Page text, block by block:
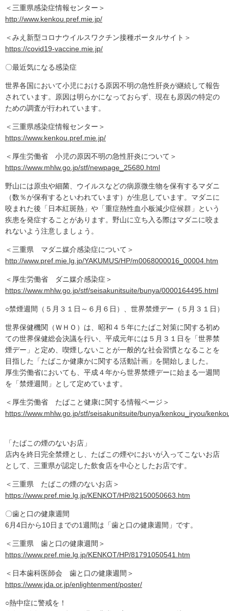
＜三重県感染症情報センター＞
http://www.kenkou.pref.mie.jp/
＜みえ新型コロナウイルスワクチン接種ポータルサイト＞
https://covid19-vaccine.mie.jp/
〇最近気になる感染症
世界各国において小児における原因不明の急性肝炎が継続して報告
されています。原因は明らかになっておらず、現在も原因の特定の
ための調査が行われています。
＜三重県感染症情報センター＞
https://www.kenkou.pref.mie.jp/
＜厚生労働省 小児の原因不明の急性肝炎について＞
https://www.mhlw.go.jp/stf/newpage_25680.html
野山には原虫や細菌、ウイルスなどの病原微生物を保有するマダニ
（数％が保有するといわれています）が生息しています。マダニに
咬まれた後「日本紅斑熱」や「重症熱性血小板減少症候群」という
疾患を発症することがあります。野山に立ち入る際はマダニに咬ま
れないよう注意しましょう。
＜三重県 マダニ媒介感染症について＞
http://www.pref.mie.lg.jp/YAKUMUS/HP/m0068000016_00004.htm
＜厚生労働省 ダニ媒介感染症＞
https://www.mhlw.go.jp/stf/seisakunitsuite/bunya/0000164495.html
○禁煙週間（５月３１日～６月６日）、世界禁煙デー（５月３１日）
世界保健機関（ＷＨＯ）は、昭和４５年にたばこ対策に関する初め
ての世界保健総会決議を行い、平成元年には５月３１日を「世界禁
煙デー」と定め、喫煙しないことが一般的な社会習慣となることを
目指した「たばこか健康かに関する活動計画」を開始しました。
厚生労働省においても、平成４年から世界禁煙デーに始まる一週間
を「禁煙週間」として定めています。
＜厚生労働省 たばこと健康に関する情報ページ＞
https://www.mhlw.go.jp/stf/seisakunitsuite/bunya/kenkou_iryou/
「たばこの煙のないお店」
店内を終日完全禁煙とし、たばこの煙やにおいが入ってこないお店
として、三重県が認定した飲食店を中心としたお店です。
＜三重県 たばこの煙のないお店＞
https://www.pref.mie.lg.jp/KENKOT/HP/82150050663.htm
〇歯と口の健康週間
6月4日から10日までの1週間は「歯と口の健康週間」です。
＜三重県 歯と口の健康週間＞
https://www.pref.mie.lg.jp/KENKOT/HP/81791050541.htm
＜日本歯科医師会 歯と口の健康週間＞
https://www.jda.or.jp/enlightenment/poster/
○熱中症に警戒を！